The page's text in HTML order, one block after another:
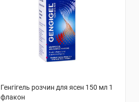
Генгігель розчин для ясен 150 мл 1
флакон